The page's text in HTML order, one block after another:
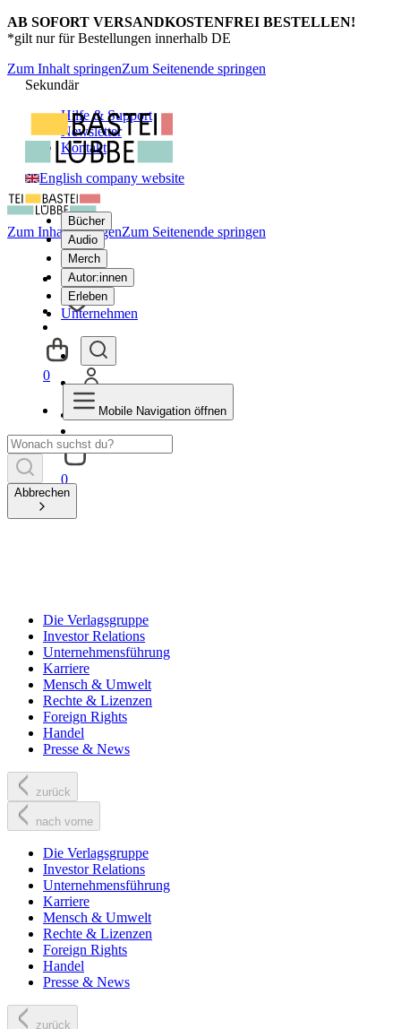
AB SOFORT VERSANDKOSTENFREI BESTELLEN!
*gilt nur für Bestellungen innerhalb DE
Zum Inhalt springenZum Seitenende springen
Sekundär
Hilfe & Support
Newsletter
Kontakt
English company website
Bücher
Audio
Merch
Autor:innen
Erleben
Unternehmen
0
Zum Inhalt springenZum Seitenende springen
0
Mobile Navigation öffnen
Abbrechen
Die Verlagsgruppe
Investor Relations
Unternehmensführung
Karriere
Mensch & Umwelt
Rechte & Lizenzen
Foreign Rights
Handel
Presse & News
zurück
nach vorne
Die Verlagsgruppe
Investor Relations
Unternehmensführung
Karriere
Mensch & Umwelt
Rechte & Lizenzen
Foreign Rights
Handel
Presse & News
zurück